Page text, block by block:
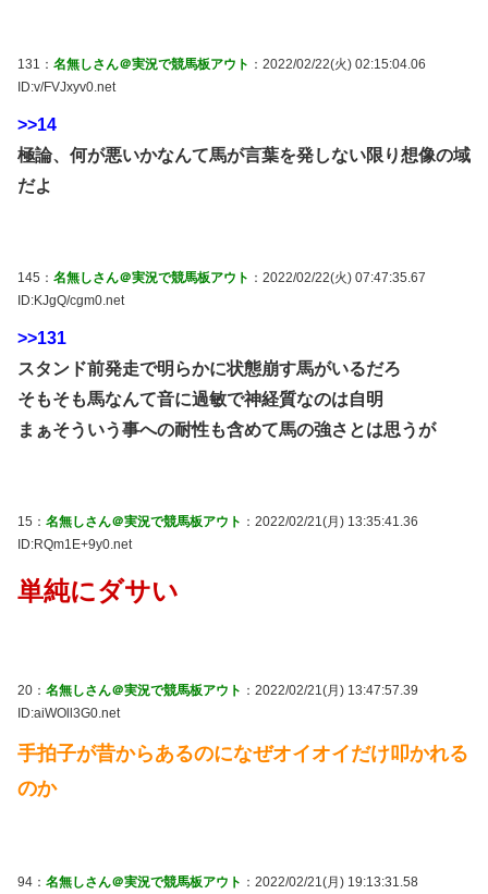
131： 名無しさん＠実況で競馬板アウト ：2022/02/22(火) 02:15:04.06
ID:v/FVJxyv0.net
>>14
極論、何が悪いかなんて馬が言葉を発しない限り想像の域
だよ
145： 名無しさん＠実況で競馬板アウト ：2022/02/22(火) 07:47:35.67
ID:KJgQ/cgm0.net
>>131
スタンド前発走で明らかに状態崩す馬がいるだろ
そもそも馬なんて音に過敏で神経質なのは自明
まぁそういう事への耐性も含めて馬の強さとは思うが
15： 名無しさん＠実況で競馬板アウト ：2022/02/21(月) 13:35:41.36
ID:RQm1E+9y0.net
単純にダサい
20： 名無しさん＠実況で競馬板アウト ：2022/02/21(月) 13:47:57.39
ID:aiWOll3G0.net
手拍子が昔からあるのになぜオイオイだけ叩かれる
のか
94： 名無しさん＠実況で競馬板アウト ：2022/02/21(月) 19:13:31.58